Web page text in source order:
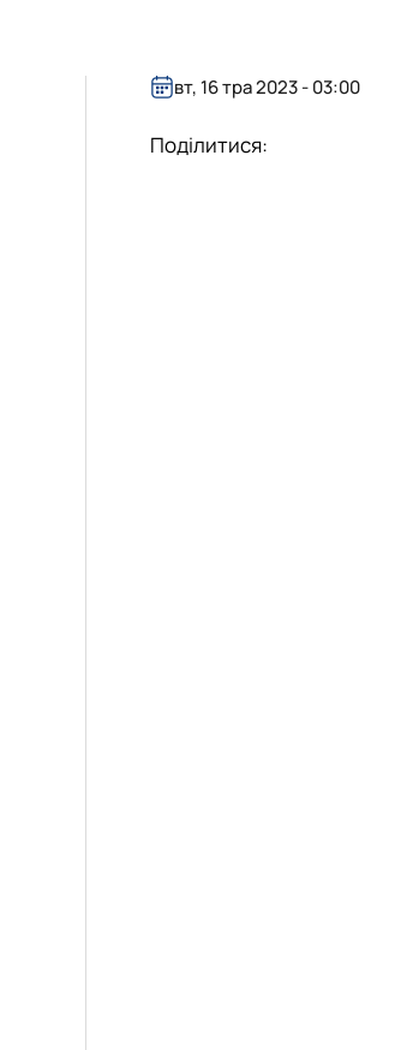
вт, 16 тра 2023 - 03:00
Поділитися: